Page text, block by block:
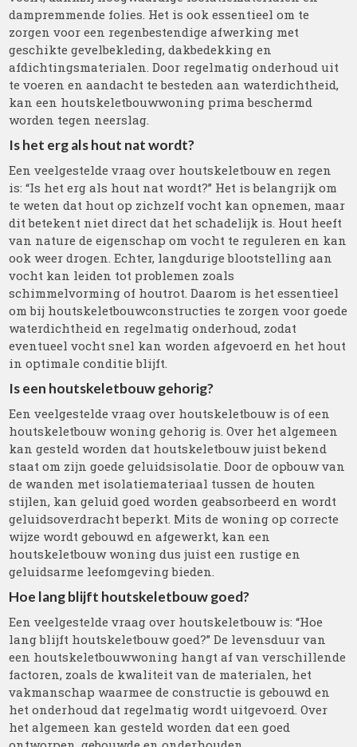
dampremmende folies. Het is ook essentieel om te
zorgen voor een regenbestendige afwerking met
geschikte gevelbekleding, dakbedekking en
afdichtingsmaterialen. Door regelmatig onderhoud uit
te voeren en aandacht te besteden aan waterdichtheid,
kan een houtskeletbouwwoning prima beschermd
worden tegen neerslag.
Is het erg als hout nat wordt?
Een veelgestelde vraag over houtskeletbouw en regen
is: “Is het erg als hout nat wordt?” Het is belangrijk om
te weten dat hout op zichzelf vocht kan opnemen, maar
dit betekent niet direct dat het schadelijk is. Hout heeft
van nature de eigenschap om vocht te reguleren en kan
ook weer drogen. Echter, langdurige blootstelling aan
vocht kan leiden tot problemen zoals
schimmelvorming of houtrot. Daarom is het essentieel
om bij houtskeletbouwconstructies te zorgen voor goede
waterdichtheid en regelmatig onderhoud, zodat
eventueel vocht snel kan worden afgevoerd en het hout
in optimale conditie blijft.
Is een houtskeletbouw gehorig?
Een veelgestelde vraag over houtskeletbouw is of een
houtskeletbouw woning gehorig is. Over het algemeen
kan gesteld worden dat houtskeletbouw juist bekend
staat om zijn goede geluidsisolatie. Door de opbouw van
de wanden met isolatiemateriaal tussen de houten
stijlen, kan geluid goed worden geabsorbeerd en wordt
geluidsoverdracht beperkt. Mits de woning op correcte
wijze wordt gebouwd en afgewerkt, kan een
houtskeletbouw woning dus juist een rustige en
geluidsarme leefomgeving bieden.
Hoe lang blijft houtskeletbouw goed?
Een veelgestelde vraag over houtskeletbouw is: “Hoe
lang blijft houtskeletbouw goed?” De levensduur van
een houtskeletbouwwoning hangt af van verschillende
factoren, zoals de kwaliteit van de materialen, het
vakmanschap waarmee de constructie is gebouwd en
het onderhoud dat regelmatig wordt uitgevoerd. Over
het algemeen kan gesteld worden dat een goed